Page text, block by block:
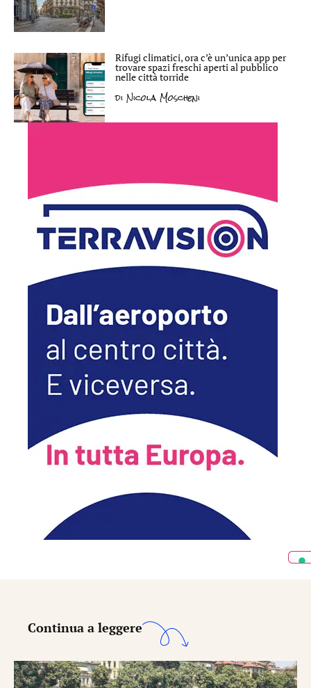
Rifugi climatici, ora c’è un’unica app per
trovare spazi freschi aperti al pubblico
nelle città torride
di Nicola Moscheni
Continua a leggere